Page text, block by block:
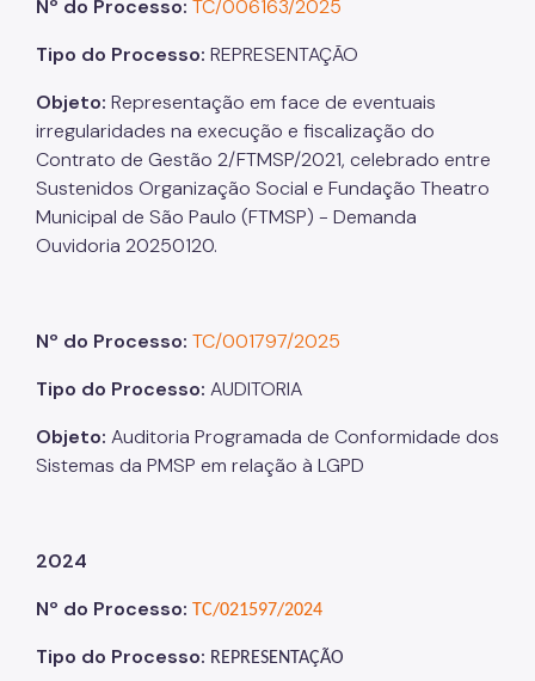
Nº do Processo: TC/006163/2025
Tipo do Processo: REPRESENTAÇÃO
Objeto: Representação em face de eventuais
irregularidades na execução e fiscalização do
Contrato de Gestão 2/FTMSP/2021, celebrado entre
Sustenidos Organização Social e Fundação Theatro
Municipal de São Paulo (FTMSP) - Demanda
Ouvidoria 20250120.
Nº do Processo: TC/001797/2025
Tipo do Processo: AUDITORIA
Objeto: Auditoria Programada de Conformidade dos
Sistemas da PMSP em relação à LGPD
2024
Nº do Processo: TC/021597/2024
Tipo do Processo: REPRESENTAÇÃO